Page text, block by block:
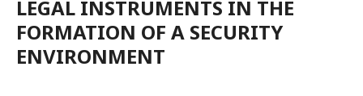
LEGAL INSTRUMENTS IN THE
FORMATION OF A SECURITY
ENVIRONMENT